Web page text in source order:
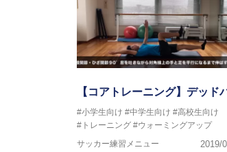
【コアトレーニング】デッド
#小学生向け #中学生向け #高校生向け
#トレーニング #ウォーミングアップ
サッカー練習メニュー
2019/